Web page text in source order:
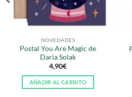
NOVEDADES
Postal You Are Magic de
Daria Solak
4,90€
AÑADIR AL CARRITO